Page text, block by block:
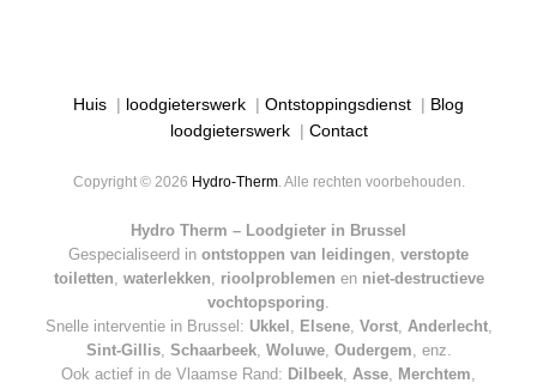
Huis | loodgieterswerk | Ontstoppingsdienst | Blog
loodgieterswerk| Contact
Copyright © 2026 Hydro-Therm. Alle rechten voorbehouden.
Hydro Therm – Loodgieter in Brussel
Gespecialiseerd in ontstoppen van leidingen verstopte
toiletten waterlekken rioolproblemen en niet-destructieve
vochtopsporing
Snelle interventie in Brussel: Ukkel Elsene, Vorst, Anderlecht,
Sint-Gillis, Schaarbeek, Woluwe, Oudergem , enz.
Ook actief in de Vlaamse Rand: Dilbeek Asse Merchtem